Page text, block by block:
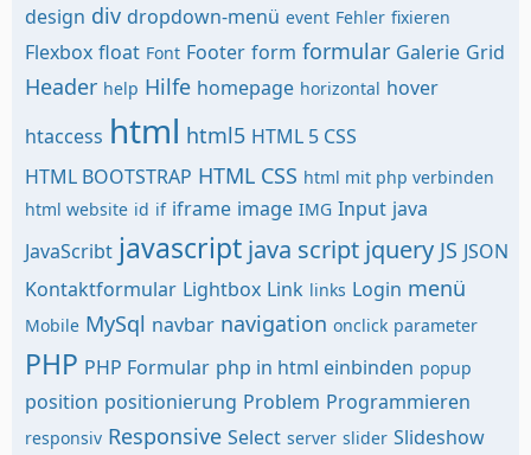
design div dropdown-menü event Fehler fixieren
Flexbox float Font Footer form formular Galerie Grid
Header help Hilfe homepage horizontal hover
htaccess html html5 HTML 5 CSS
HTML BOOTSTRAP HTML CSS html mit php verbinden
html website id if iframe image IMG Input java
JavaScribt javascript java script jquery JS JSON
Kontaktformular Lightbox Link links Login menü
Mobile MySql navbar navigation onclick parameter
PHP PHP Formular php in html einbinden popup
position positionierung Problem Programmieren
responsiv Responsive Select server slider Slideshow